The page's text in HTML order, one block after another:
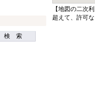
検 索
【地図の二次
超えて、許可